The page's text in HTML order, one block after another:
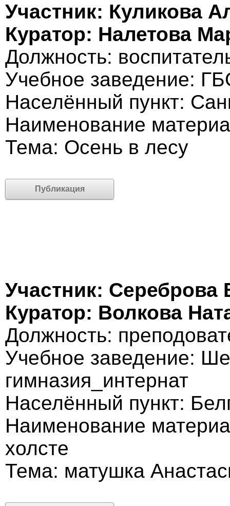
Участник: Куликова
Куратор: Налетова
Должность:
Учебное заведение:
Населённый пункт:
Наименование
Тема: Осень в лесу
Публикация
Участник: Сереброва
Куратор: Волкова
Должность:
Учебное заведение:
гимназия_интернат
Населённый пункт:
Наименование
холсте
Тема: матушка